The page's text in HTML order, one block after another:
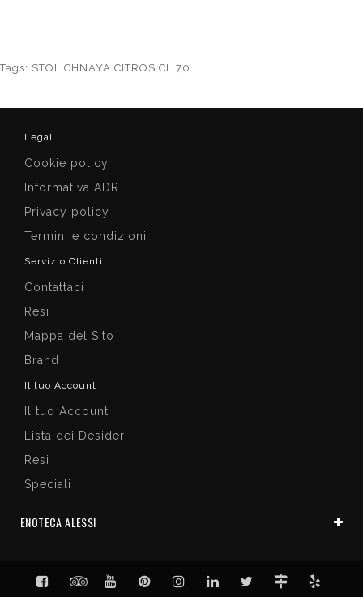
Tags: STOLICHNAYA CITROS CL.70
Legal
Cookie policy
Informativa ADR
Privacy policy
Termini e condizioni
Servizio Clienti
Contattaci
Resi
Mappa del Sito
Brand
Il tuo Account
Il tuo Account
Lista dei Desideri
Resi
Speciali
ENOTECA ALESSI